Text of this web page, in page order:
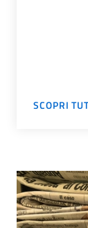
SCOPRI